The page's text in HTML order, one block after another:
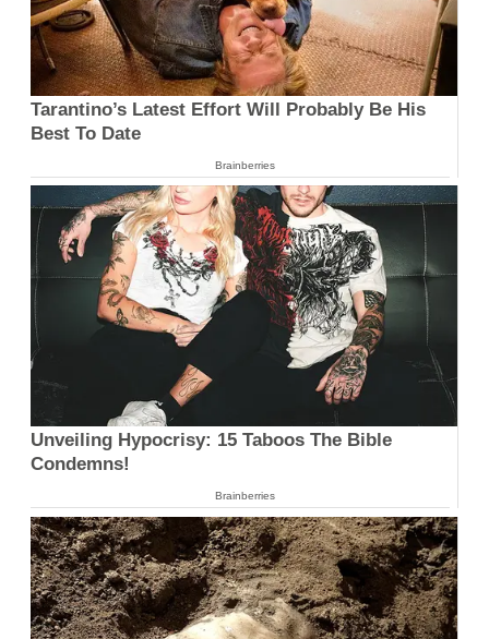
Tarantino’s Latest Effort Will Probably Be His
Best To Date
Brainberries
Unveiling Hypocrisy: 15 Taboos The Bible
Condemns!
Brainberries